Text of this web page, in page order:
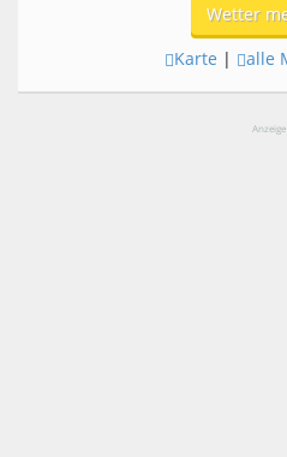
Wetter
Karte | alle
Anzeige